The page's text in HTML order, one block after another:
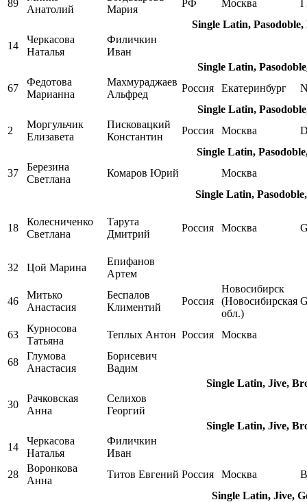
89
Анатолий
Мария
РФ Москва
I
Single Latin,
14
Черкасова
Наталья
Филичкин
Иван
Single Latin,
67
Федотова
Марианна
Махмураджаев
Альфред
Россия Екатеринбург
Single Latin,
2
Моргульчик
Елизавета
Писковацкий
Константин
Россия Москва
Single Latin,
37
Березина
Светлана
Комаров Юрий
Москва
Single Latin,
18
Колесниченко
Светлана
Тарута
Дмитрий
Россия Москва
32 Цой Марина
Епифанов
Артем
46
Митько
Анастасия
Беспалов
Климентий
Россия
Новосибирск
(Новосибирская
обл.)
63
Курносова
Татьяна
Теплых Антон Россия Москва
68
Глумова
Анастасия
Борисевич
Вадим
Single Latin, Jive,
30
Рачковская
Анна
Селихов
Георгий
Single Latin, Jive,
14
Черкасова
Наталья
Филичкин
Иван
28
Воронкова
Анна
Титов Евгений Россия Москва
Single Latin, Jive,